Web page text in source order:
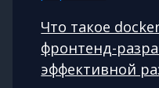
Что такое
фронтенд-
эффективной